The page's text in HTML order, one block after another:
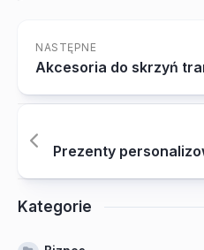
NASTĘPNE
Akcesoria do skrzyń
Prezenty
Kategorie